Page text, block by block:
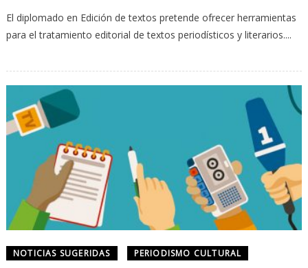
El diplomado en Edición de textos pretende ofrecer herramientas
para el tratamiento editorial de textos periodísticos y literarios....
NOTICIAS SUGERIDAS PERIODISMO CULTURAL